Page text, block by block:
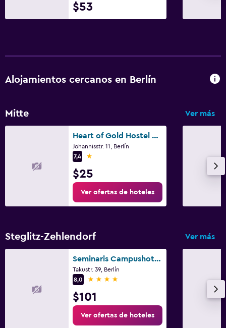
$53
Alojamientos cercanos en Berlín
Mitte Ver más
Heart of Gold Hostel & Capsules Berlin
Johannisstr. 11, Berlín
7,4
1 estrella
$25
Ver ofertas de hoteles
Steglitz-Zehlendorf Ver más
Seminaris Campushotel Berlin
Takustr. 39, Berlín
8,0
4 estrellas
$101
Ver ofertas de hoteles